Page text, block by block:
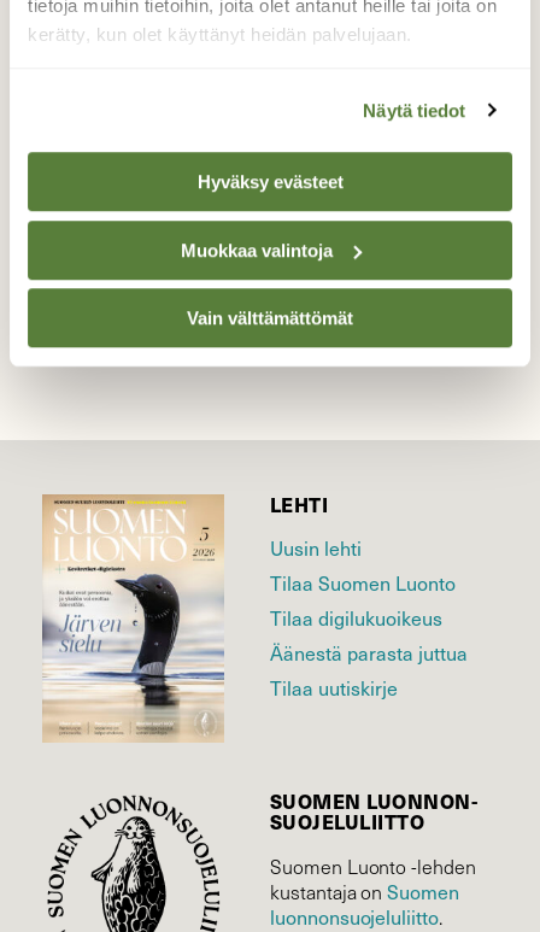
tietoja muihin tietoihin, joita olet antanut heille tai joita on
kerätty, kun olet käyttänyt heidän palvelujaan.
Näytä tiedot
Hyväksy evästeet
Muokkaa valintoja
Vain välttämättömät
Ilmestyi jo hiukan piha lammikkooni.
Valokuvaaja: Reijo Juurinen, Veikkola Huhtikuu
TAKAISIN LISTAAN
LEHTI
Uusin lehti
Tilaa Suomen Luonto
Tilaa digilukuoikeus
Äänestä parasta juttua
Tilaa uutiskirje
SUOMEN LUONNON­
SUOJELU­LIITTO
Suomen Luonto -lehden
kustantaja onSuomen
luonnonsuojelu­liitto.